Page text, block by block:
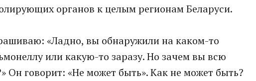
органов к целым регионам Беларуси.
«Ладно, вы обнаружили на каком-то
или какую-то заразу. Но зачем вы всю
Он говорит: «Не может быть». Как не может быть?